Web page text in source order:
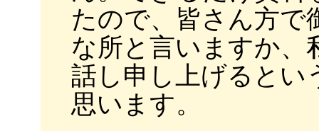
たので、皆さん方で
な所と言いますか、
話し申し上げるとい
思います。